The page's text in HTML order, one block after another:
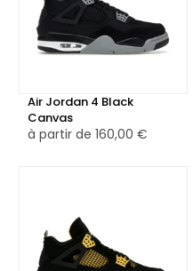
Air Jordan 4 Black
Canvas
à partir de 160,00 €